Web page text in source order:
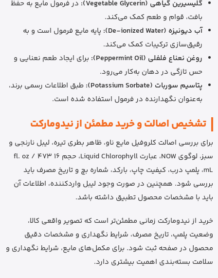
گلیسیرین گیاهی (Vegetable Glycerin):
در فرمول مایع به حفظ
بافت، قوام و طعم کمک می‌کند.
آب دیونیزه (De-ionized Water):
پایه مایع فرمول است و به
رقیق‌سازی ترکیبات کمک می‌کند.
روغن نعناع فلفلی (Peppermint Oil):
برای ایجاد طعم نعنایی و
حس تازگی در دهان به‌کار می‌رود.
پتاسیم سوربات (Potassium Sorbate):
طبق اطلاعات رسمی برند،
به‌عنوان نگهدارنده در فرمول استفاده شده است.
تشخیص اصالت و خرید مطمئن از نیدومارکت
برای بررسی اصالت کلروفیل مایع ناو، ظاهر بطری تیره، لیبل نارنجی و
سبز، لوگوی NOW، عبارت Liquid Chlorophyll، حجم 16 fl. oz / 473
mL، پلمپ درب، کیفیت چاپ، بارکد، شماره بچ و تاریخ مصرف باید
بررسی شود. همچنین در صورت وجود لیبل واردکننده، اطلاعات آن
باید با مشخصات محصول تطبیق داشته باشد.
خرید از نیدومارکت زمانی مطمئن‌تر است که تصویر واقعی کالا،
وضعیت پلمپ، تاریخ مصرف، شرایط نگهداری و مشخصات دقیق
محصول در صفحه ثبت شود. برای مکمل‌های مایع، شرایط نگهداری و
سلامت بسته‌بندی اهمیت بیشتری دارد.